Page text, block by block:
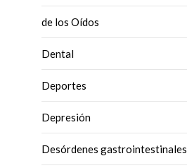
de los Oídos
Dental
Deportes
Depresión
Desórdenes gastrointestinales